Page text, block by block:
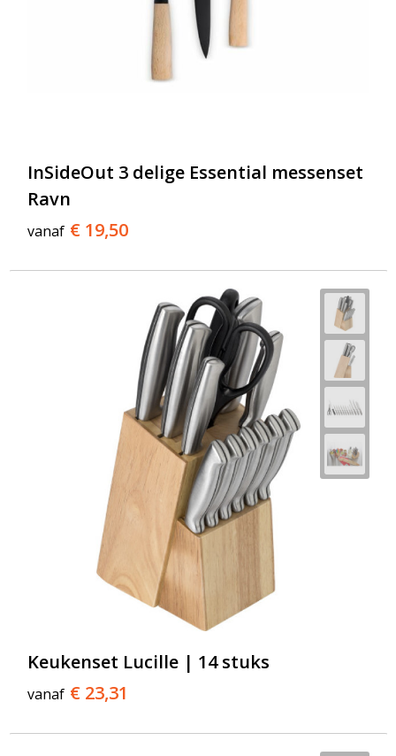
InSideOut 3 delige Essential messenset
Ravn
vanaf € 19,50
Keukenset Lucille | 14 stuks
vanaf € 23,31